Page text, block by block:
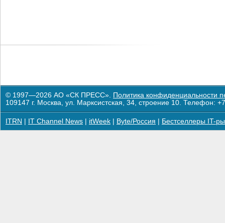
© 1997—2026 АО «СК ПРЕСС». Политика конфиденциальности
109147 г. Москва, ул. Марксистская, 34, строение 10. Телефон:
ITRN IT Channel News itWeek Byte/Россия Бестселлеры IT-